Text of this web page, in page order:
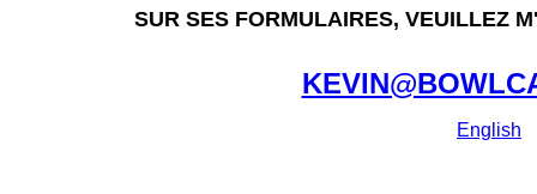
SUR SES FORMULAIRES, VEUILLEZ
English